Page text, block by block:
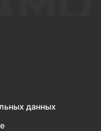
данных